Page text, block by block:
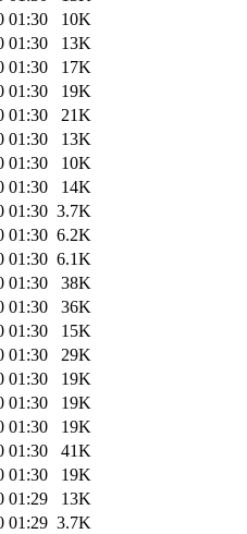
01:30
10K
01:30
13K
01:30
17K
01:30
19K
01:30
21K
01:30
13K
01:30
10K
01:30
14K
01:30 3.7K
01:30 6.2K
01:30 6.1K
01:30
38K
01:30
36K
01:30
15K
01:30
29K
01:30
19K
01:30
19K
01:30
19K
01:30
41K
01:30
19K
01:29
13K
01:29 3.7K